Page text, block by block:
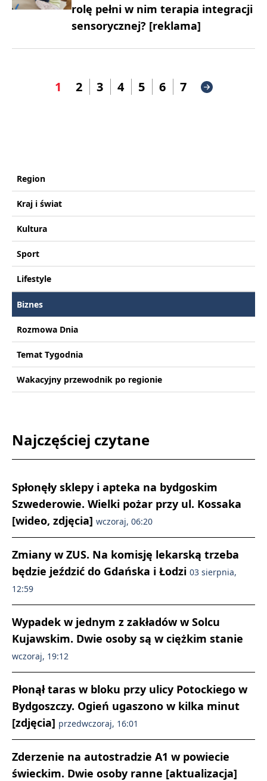
rolę pełni w nim terapia integracji
sensorycznej? [reklama]
1 2 3 4 5 6 7
Region
Kraj i świat
Kultura
Sport
Lifestyle
Biznes
Rozmowa Dnia
Temat Tygodnia
Wakacyjny przewodnik po regionie
Najczęściej czytane
Spłonęły sklepy i apteka na bydgoskim
Szwederowie. Wielki pożar przy ul. Kossaka
[wideo, zdjęcia] wczoraj, 06:20
Zmiany w ZUS. Na komisję lekarską trzeba
będzie jeździć do Gdańska i Łodzi 03 sierpnia,
12:59
Wypadek w jednym z zakładów w Solcu
Kujawskim. Dwie osoby są w ciężkim stanie
wczoraj, 19:12
Płonął taras w bloku przy ulicy Potockiego w
Bydgoszczy. Ogień ugaszono w kilka minut
[zdjęcia] przedwczoraj, 16:01
Zderzenie na autostradzie A1 w powiecie
świeckim. Dwie osoby ranne [aktualizacja]